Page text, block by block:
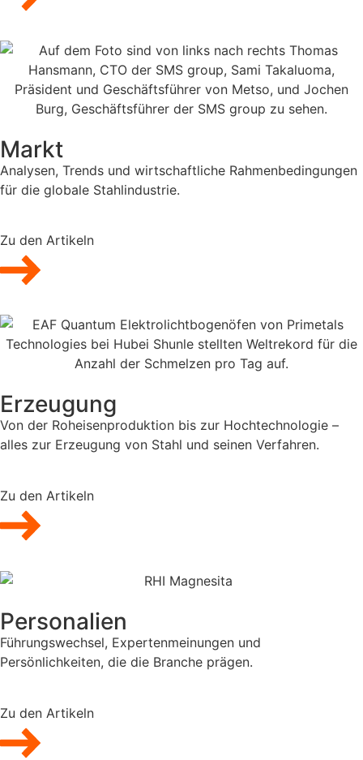
Markt
Analysen, Trends und wirtschaftliche Rahmenbedingungen
für die globale Stahlindustrie.
Zu den Artikeln
Erzeugung
Von der Roheisenproduktion bis zur Hochtechnologie –
alles zur Erzeugung von Stahl und seinen Verfahren.
Zu den Artikeln
Personalien
Führungswechsel, Expertenmeinungen und
Persönlichkeiten, die die Branche prägen.
Zu den Artikeln